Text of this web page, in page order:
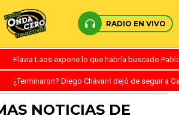
RADIO EN VIVO
Flavia Laos expone lo que habría buscado
¿Terminaron? Diego Chávarri dejó de seguir a
NOTICIAS DE